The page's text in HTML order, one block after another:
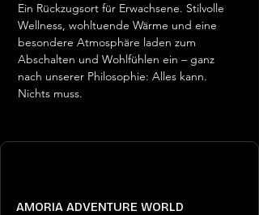
Ein Rückzugsort für Erwachsene. Stilvolle
Wellness, wohltuende Wärme und eine
besondere Atmosphäre laden zum
Abschalten und Wohlfühlen ein – ganz
nach unserer Philosophie: Alles kann.
Nichts muss.
AMORIA ADVENTURE WORLD